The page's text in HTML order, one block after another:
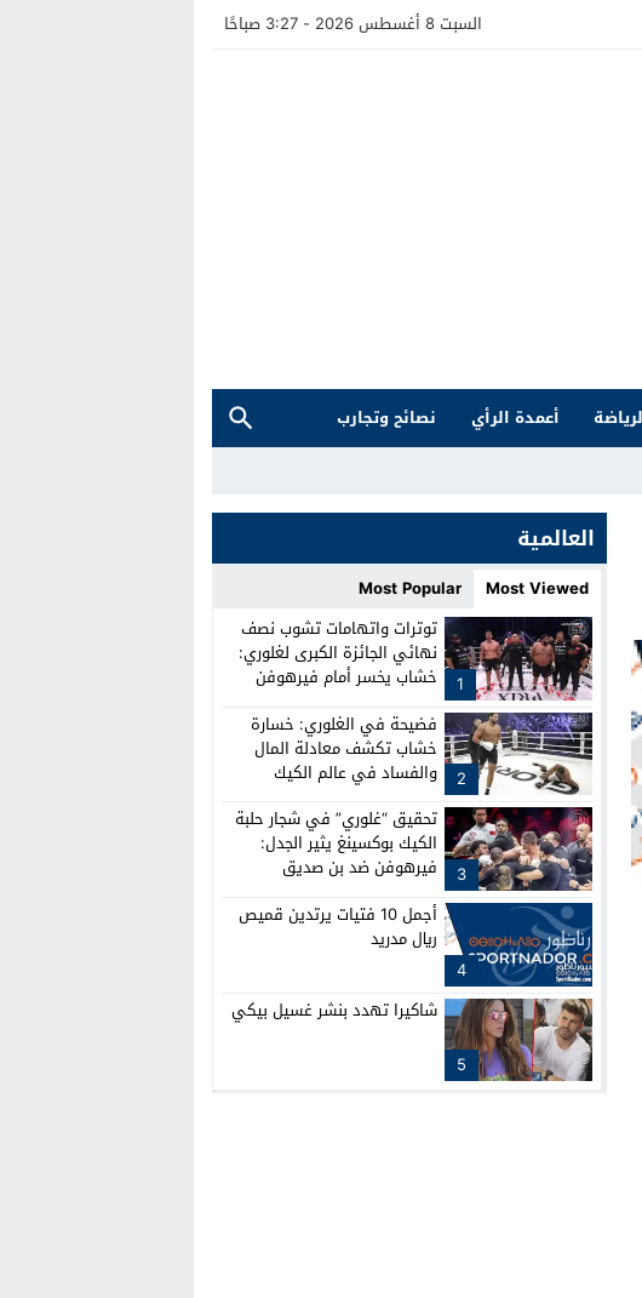
السبت 8 أغسطس 2026 - 3:27 صباحًا
أعمدة الرأي
نصائح وتجارب
العالمية
Most Viewed
Most Popular
1
توترات واتهامات تشوب نصف
نهائي الجائزة الكبرى لغلوري:
خشاب يخسر أمام فيرهوفن
2
فضيحة في الغلوري: خسارة
خشاب تكشف معادلة المال
والفساد في عالم الكيك
3
تحقيق “غلوري” في شجار حلبة
الكيك بوكسينغ يثير الجدل:
فيرهوفن ضد بن صديق
4
أجمل 10 فتيات يرتدين قميص
ريال مدريد
5
شاكيرا تهدد بنشر غسيل بيكي